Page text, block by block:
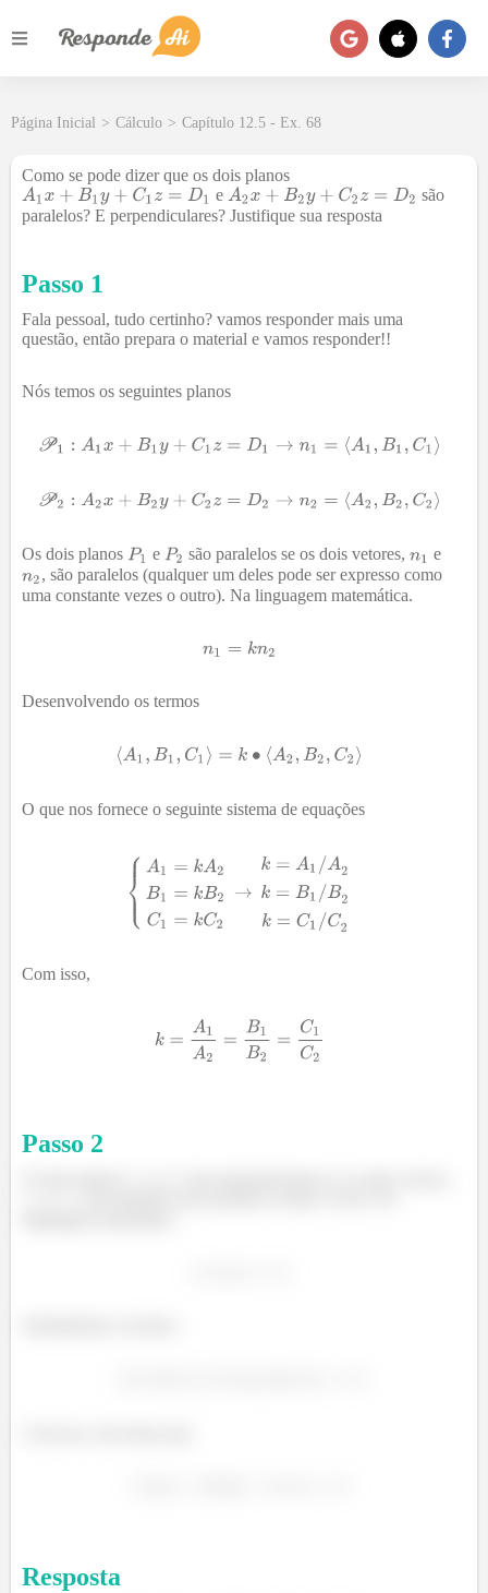
Página Inicial > Cálculo > Capítulo 12.5 - Ex. 68
Como se pode dizer que os dois planos
e
são
paralelos? E perpendiculares? Justifique sua resposta
Passo 1
Fala pessoal, tudo certinho? vamos responder mais uma
questão, então prepara o material e vamos responder!!
Nós temos os seguintes planos
Os dois planos e são paralelos se os dois vetores,
e
, são paralelos (qualquer um deles pode ser expresso como
uma constante vezes o outro). Na linguagem matemática.
Desenvolvendo os termos
O que nos fornece o seguinte sistema de equações
Com isso,
Passo 2
Resposta